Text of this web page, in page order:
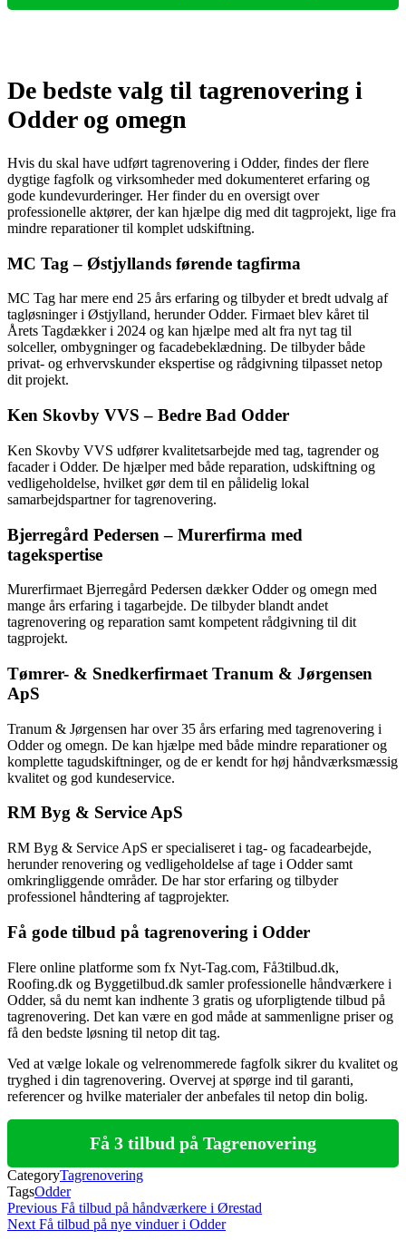
De bedste valg til tagrenovering i
Odder og omegn
Hvis du skal have udført tagrenovering i Odder, findes der flere
dygtige fagfolk og virksomheder med dokumenteret erfaring og
gode kundevurderinger. Her finder du en oversigt over
professionelle aktører, der kan hjælpe dig med dit tagprojekt, lige fra
mindre reparationer til komplet udskiftning.
MC Tag – Østjyllands førende tagfirma
MC Tag har mere end 25 års erfaring og tilbyder et bredt udvalg af
tagløsninger i Østjylland, herunder Odder. Firmaet blev kåret til
Årets Tagdækker i 2024 og kan hjælpe med alt fra nyt tag til
solceller, ombygninger og facadebeklædning. De tilbyder både
privat- og erhvervskunder ekspertise og rådgivning tilpasset netop
dit projekt.
Ken Skovby VVS – Bedre Bad Odder
Ken Skovby VVS udfører kvalitetsarbejde med tag, tagrender og
facader i Odder. De hjælper med både reparation, udskiftning og
vedligeholdelse, hvilket gør dem til en pålidelig lokal
samarbejdspartner for tagrenovering.
Bjerregård Pedersen – Murerfirma med
tagekspertise
Murerfirmaet Bjerregård Pedersen dækker Odder og omegn med
mange års erfaring i tagarbejde. De tilbyder blandt andet
tagrenovering og reparation samt kompetent rådgivning til dit
tagprojekt.
Tømrer- & Snedkerfirmaet Tranum & Jørgensen
ApS
Tranum & Jørgensen har over 35 års erfaring med tagrenovering i
Odder og omegn. De kan hjælpe med både mindre reparationer og
komplette tagudskiftninger, og de er kendt for høj håndværksmæssig
kvalitet og god kundeservice.
RM Byg & Service ApS
RM Byg & Service ApS er specialiseret i tag- og facadearbejde,
herunder renovering og vedligeholdelse af tage i Odder samt
omkringliggende områder. De har stor erfaring og tilbyder
professionel håndtering af tagprojekter.
Få gode tilbud på tagrenovering i Odder
Flere online platforme som fx Nyt-Tag.com, Få3tilbud.dk,
Roofing.dk og Byggetilbud.dk samler professionelle håndværkere i
Odder, så du nemt kan indhente 3 gratis og uforpligtende tilbud på
tagrenovering. Det kan være en god måde at sammenligne priser og
få den bedste løsning til netop dit tag.
Ved at vælge lokale og velrenommerede fagfolk sikrer du kvalitet og
tryghed i din tagrenovering. Overvej at spørge ind til garanti,
referencer og hvilke materialer der anbefales til netop din bolig.
Få 3 tilbud på Tagrenovering
CategoryTagrenovering
TagsOdder
Indlægsnavigation
Previous
Post
Previous Få tilbud på håndværkere i Ørestad
Next
Next Få tilbud på nye vinduer i Odder